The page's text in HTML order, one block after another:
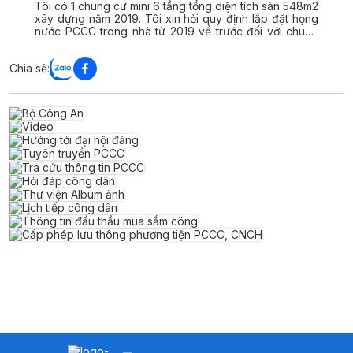
Tôi có 1 chung cư mini 6 tầng tổng diện tích sàn 548m2
xây dựng năm 2019. Tôi xin hỏi quy định lắp đặt họng
nước PCCC trong nhà từ 2019 về trước đối với chung
nhận được hồi âm của quý cơ quan. Xin trân trọng cảm
ơn.
Chia sẻ: